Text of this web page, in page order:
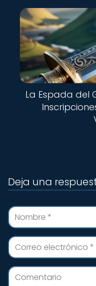
La Espada del
Deja una